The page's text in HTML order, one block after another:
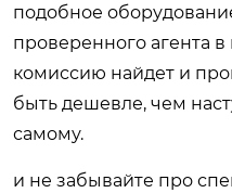
подобное
проверенного агента в
комиссию найдет и
быть дешевле, чем
самому.
и не забывайте про